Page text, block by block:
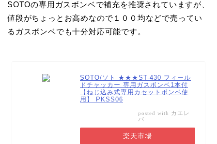
SOTOの専用ガスボンベで補充を推奨されていますが、
値段がちょっとお高めなので１００均などで売ってい
るガスボンベでも十分対応可能です。
SOTO/ソト ★★★ST-430 フィール
ドチャッカー 専用ガスボンベ1本付
【ねじ込み式専用カセットボンベ使
用】 PKSS06
posted with カエレ
バ
楽天市場